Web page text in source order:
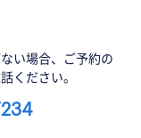
い場合、ご予約の
ください。